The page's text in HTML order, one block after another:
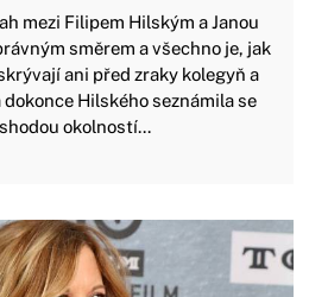
mezi Filipem Hilským a Janou
směrem a všechno je, jak
ani před zraky kolegyň a
dokonce Hilského seznámila se
okolností...